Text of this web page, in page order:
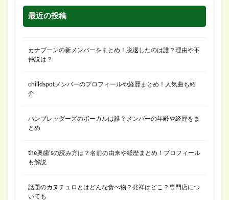
最近の投稿
カナブーンの新メンバーをまとめ！脱退したのは誰？理由や不
仲説は？
chilldspotメンバーのプロフィールや経歴まとめ！人気曲も紹
介
ハンブレッダーズのボーカルは誰？メンバーの年齢や経歴をま
とめ
the奥歯’sの読み方は？名前の由来や経歴まとめ！プロフィール
も解説
話題のカヌチュロとはどんな食べ物？発祥はどこ？専門店につ
いても